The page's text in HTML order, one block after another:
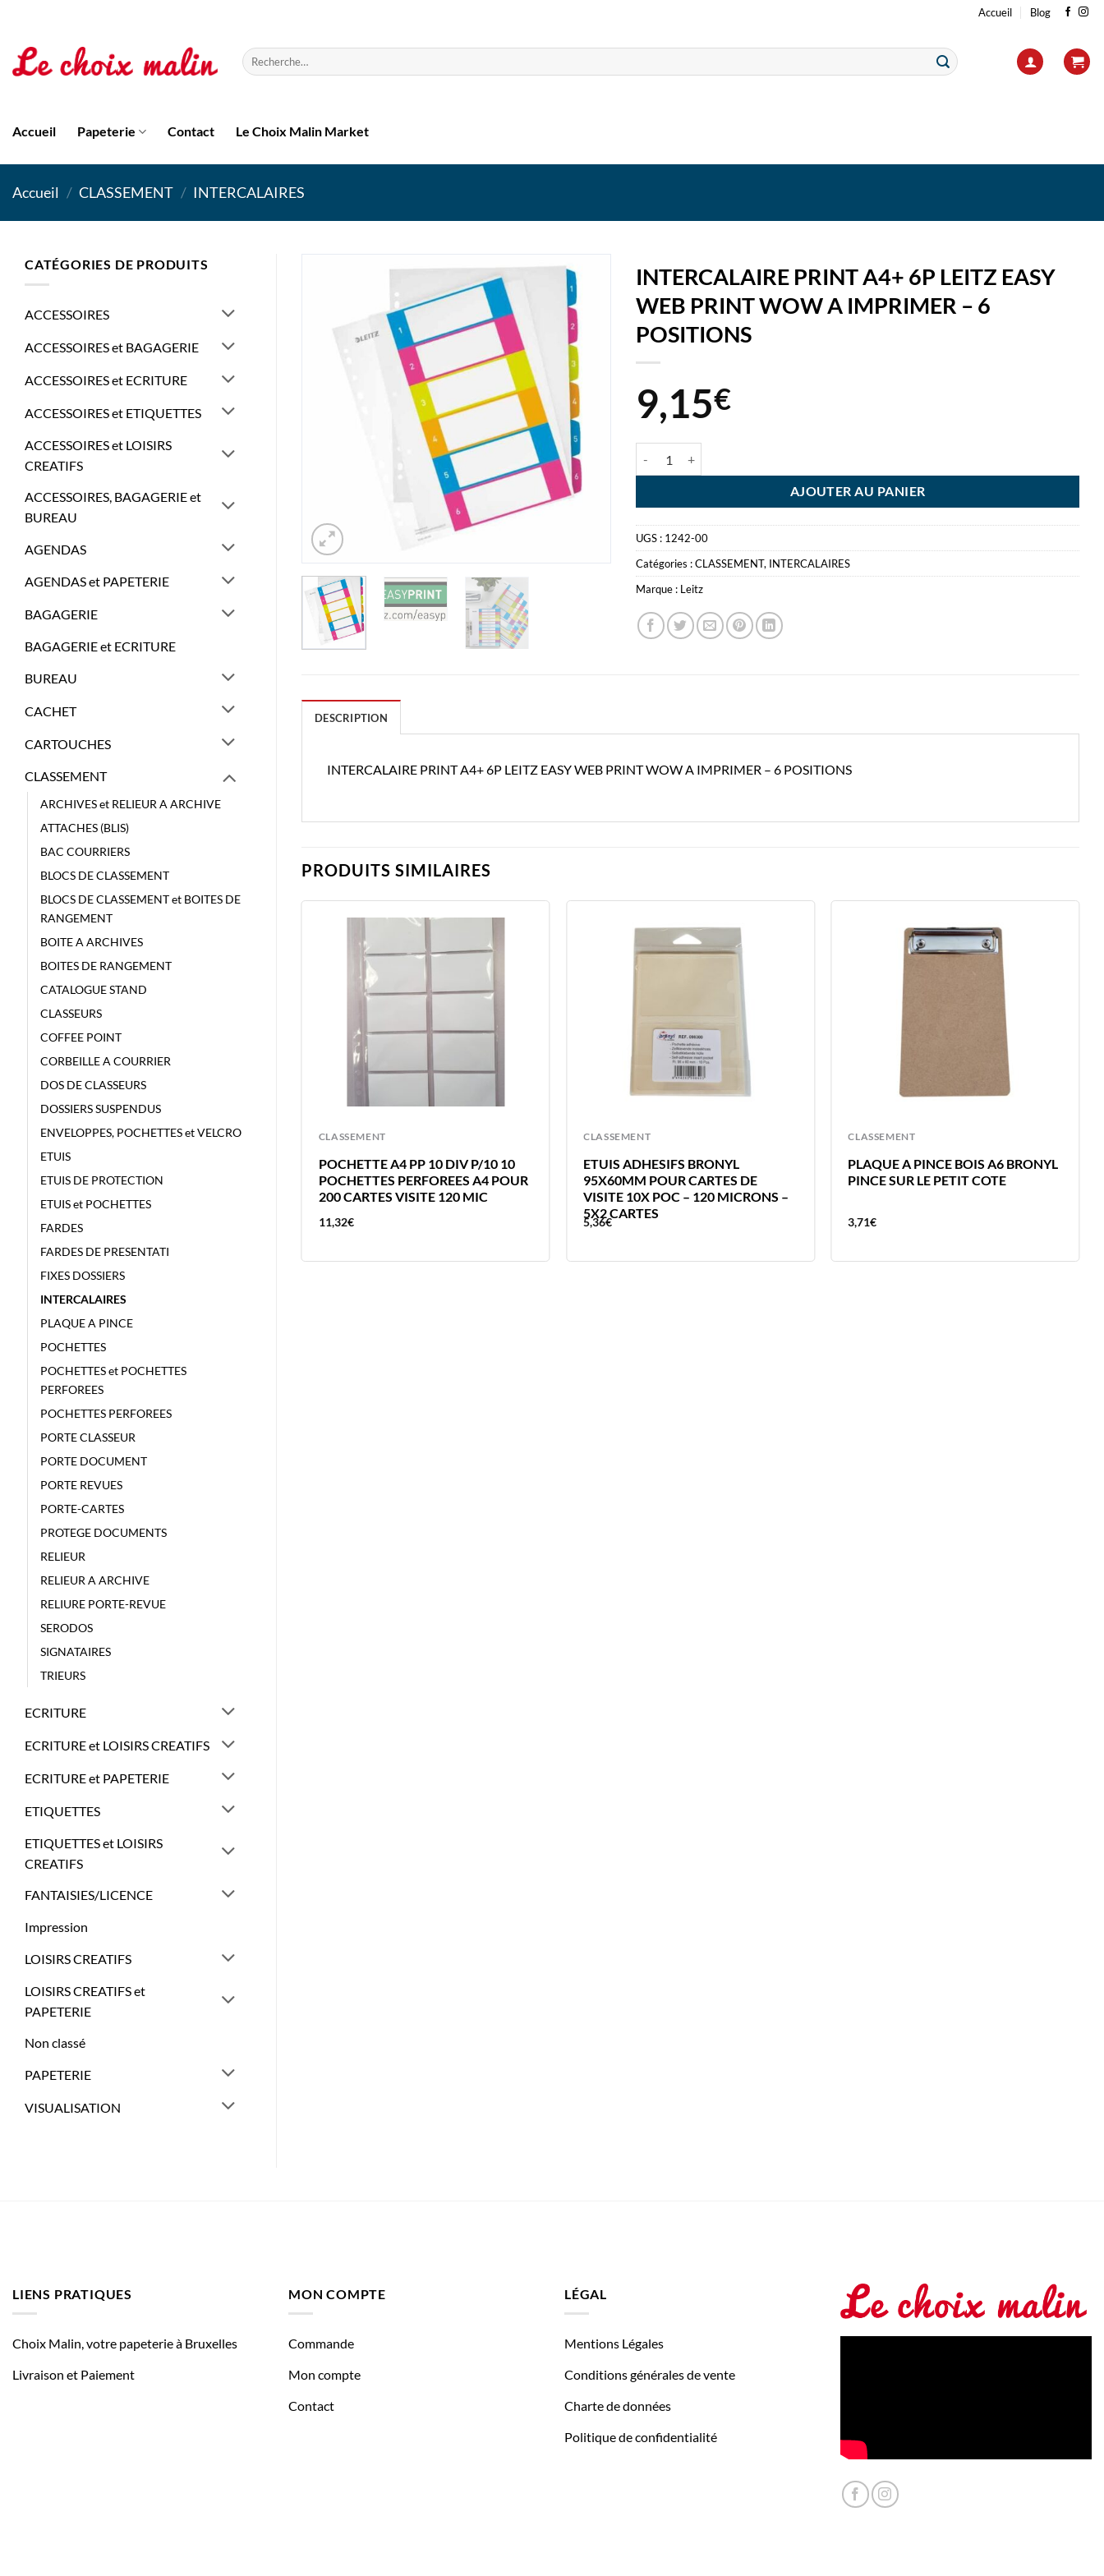
contenu
Accueil Blog
Recherche
pour :
Accueil Papeterie Contact Le Choix Malin Market
Accueil / CLASSEMENT / INTERCALAIRES
CATÉGORIES DE PRODUITS
ACCESSOIRES
ACCESSOIRES et BAGAGERIE
ACCESSOIRES et ECRITURE
ACCESSOIRES et ETIQUETTES
ACCESSOIRES et LOISIRS
CREATIFS
ACCESSOIRES, BAGAGERIE et
BUREAU
AGENDAS
AGENDAS et PAPETERIE
BAGAGERIE
BAGAGERIE et ECRITURE
BUREAU
CACHET
CARTOUCHES
CLASSEMENT
ARCHIVES et RELIEUR A ARCHIVE
ATTACHES (BLIS)
BAC COURRIERS
BLOCS DE CLASSEMENT
BLOCS DE CLASSEMENT et BOITES DE
RANGEMENT
BOITE A ARCHIVES
BOITES DE RANGEMENT
CATALOGUE STAND
CLASSEURS
COFFEE POINT
CORBEILLE A COURRIER
DOS DE CLASSEURS
DOSSIERS SUSPENDUS
ENVELOPPES, POCHETTES et VELCRO
ETUIS
ETUIS DE PROTECTION
ETUIS et POCHETTES
FARDES
FARDES DE PRESENTATI
FIXES DOSSIERS
INTERCALAIRES
PLAQUE A PINCE
POCHETTES
POCHETTES et POCHETTES
PERFOREES
POCHETTES PERFOREES
PORTE CLASSEUR
PORTE DOCUMENT
PORTE REVUES
PORTE-CARTES
PROTEGE DOCUMENTS
RELIEUR
RELIEUR A ARCHIVE
RELIURE PORTE-REVUE
SERODOS
SIGNATAIRES
TRIEURS
ECRITURE
ECRITURE et LOISIRS CREATIFS
ECRITURE et PAPETERIE
ETIQUETTES
ETIQUETTES et LOISIRS
CREATIFS
FANTAISIES/LICENCE
Impression
LOISIRS CREATIFS
LOISIRS CREATIFS et
PAPETERIE
Non classé
PAPETERIE
VISUALISATION
INTERCALAIRE PRINT A4+ 6P LEITZ EASY
WEB PRINT WOW A IMPRIMER – 6
POSITIONS
9,15€
AJOUTER AU PANIER
UGS : 1242-00
Catégories :CLASSEMENT, INTERCALAIRES
Marque : Leitz
DESCRIPTION
INTERCALAIRE PRINT A4+ 6P LEITZ EASY WEB PRINT WOW A IMPRIMER – 6 POSITIONS
PRODUITS SIMILAIRES
CLASSEMENT
POCHETTE A4 PP 10 DIV P/10 10
POCHETTES PERFOREES A4 POUR
200 CARTES VISITE 120 MIC
11,32€
CLASSEMENT
ETUIS ADHESIFS BRONYL
95X60MM POUR CARTES DE
VISITE 10X POC – 120 MICRONS –
5X2 CARTES
5,36€
CLASSEMENT
PLAQUE A PINCE BOIS A6 BRONYL
PINCE SUR LE PETIT COTE
3,71€
CLASSEMENT
PLAQUE A PINCE BOIS A4 BRONYL
PINCE SUR LE PETIT COTE
5,87€
LIENS PRATIQUES
Choix Malin, votre papeterie à Bruxelles
Livraison et Paiement
MON COMPTE
Commande
Mon compte
Contact
LÉGAL
Mentions Légales
Conditions générales de vente
Charte de données
Politique de confidentialité